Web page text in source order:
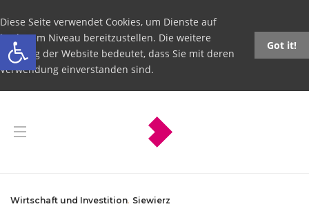
Open toolbar
Diese Seite verwendet Cookies, um Dienste auf
höchstem Niveau bereitzustellen. Die weitere
Nutzung der Website bedeutet, dass Sie mit deren
Verwendung einverstanden sind.
Got it!
Wirtschaft und Investition, Siewierz